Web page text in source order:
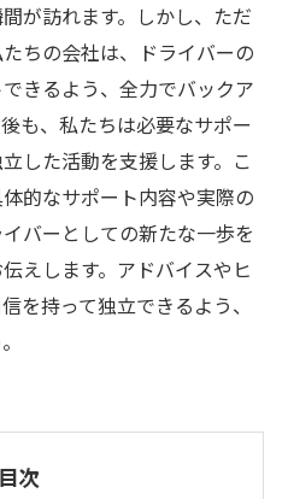
が訪れます。しかし、ただ
ちの会社は、ドライバーの
きるよう、全力でバックア
も、私たちは必要なサポー
した活動を支援します。こ
的なサポート内容や実際の
バーとしての新たな一歩を
えします。アドバイスやヒ
を持って独立できるよう、
目次